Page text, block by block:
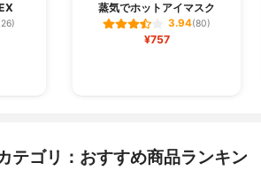
蒸気でホットアイマスク
3.94(80)
¥757
テゴリ：おすすめ商品ランキン